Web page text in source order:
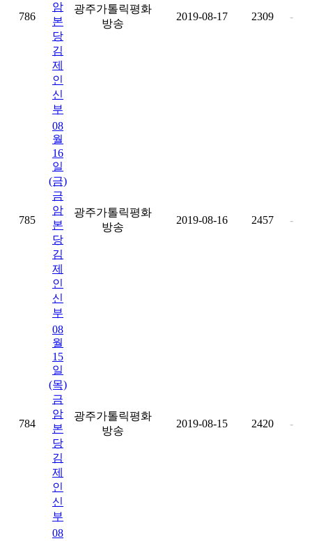
786
암
본
당
김
제
인
신
부
광주가톨릭평화
방송
2019-08-17 2309 -
785
08
월
16
일
(금)
금
암
본
당
김
제
인
신
부
광주가톨릭평화
방송
2019-08-16 2457 -
784
08
월
15
일
(목)
금
암
본
당
김
제
인
신
부
광주가톨릭평화
방송
2019-08-15 2420 -
08